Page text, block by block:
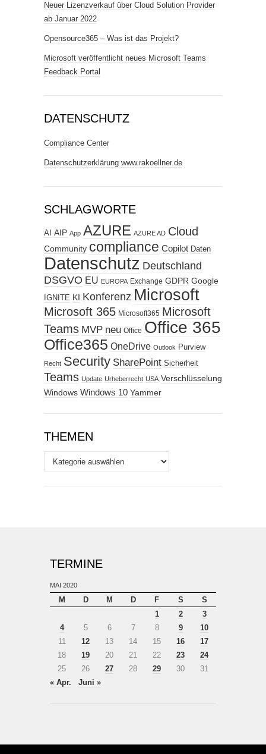
Neuer Lizenzverkauf über Cloud Solution Provider
ab Januar 2022
Opensource365 – Was ist das Projekt?
Microsoft veröffentlicht neues Microsoft Teams
Feedback Portal
DATENSCHUTZ
Compliance Center
Datenschutzerklärung www.rakoellner.de
SCHLAGWORTE
AI AIP App AZURE AZURE AD Cloud
Community compliance Copilot Daten
Datenschutz Deutschland
DSGVO EU EUROPA Exchange GDPR Google
IGNITE KI Konferenz Microsoft
Microsoft 365 Microsoft365 Microsoft
Teams MVP neu Office Office 365
Office365 OneDrive Outlook Purview
Recht Security SharePoint Sicherheit
Teams Update Urheberrecht USA Verschlüsselung
Windows Windows 10 Yammer
THEMEN
Themen
TERMINE
MAI 2020
M D M D F S
S
1
2
3
4
5 6 7 8 9
10
11
12 13 14 15 16
17
18
19 20 21 22 23
24
25
26 27 28 29 30
31
« Apr.
Juni »